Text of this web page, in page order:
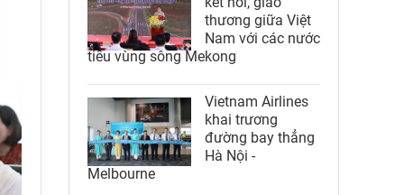
thương giữa Việt
Nam với các nước
tiểu vùng sông Mekong
Vietnam Airlines
khai trương
đường bay thẳng
Hà Nội -
Melbourne